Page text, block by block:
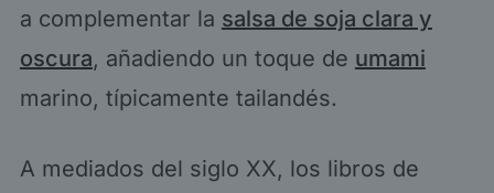
a complementar la salsa de soja clara y
oscura, añadiendo un toque de umami
marino, típicamente tailandés.
A mediados del siglo XX, los libros de